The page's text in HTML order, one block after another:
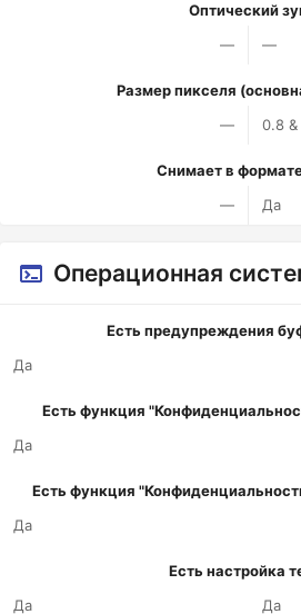
Оптический
—
—
Размер пикселя
—
0.8 &
Снимает в
—
Да
Операционная
Есть предупреждения
Да
Есть функция
Да
Есть функция
Да
Есть настройка
Да
Да